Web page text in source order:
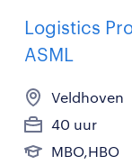
Logistics
ASML
Veldhoven
40 uur
MBO,HBO